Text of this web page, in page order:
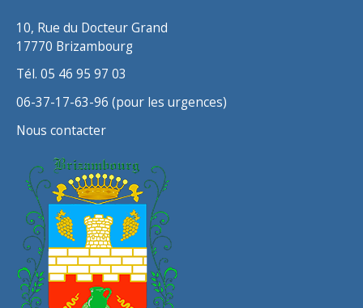
10, Rue du Docteur Grand
17770 Brizambourg
Tél. 05 46 95 97 03
06-37-17-63-96 (pour les urgences)
Nous contacter